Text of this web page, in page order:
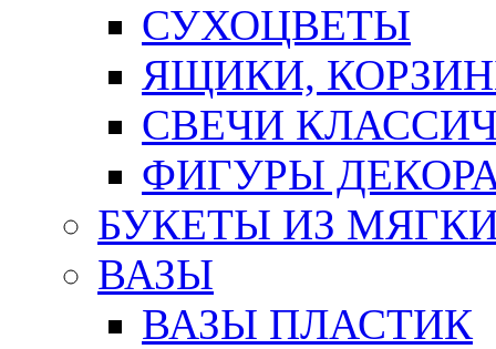
СУХОЦВЕТЫ
ЯЩИКИ,
СВЕЧИ
ФИГУРЫ
БУКЕТЫ ИЗ
ВАЗЫ
ВАЗЫ ПЛАСТИК